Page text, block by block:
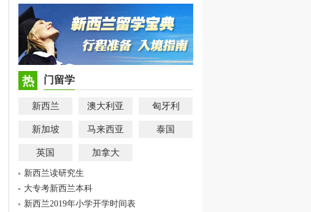
热 门留学
新西兰 澳大利亚 匈牙利
新加坡 马来西亚 泰国
英国 加拿大
新西兰读研究生
大专考新西兰本科
新西兰2019年小学开学时间表